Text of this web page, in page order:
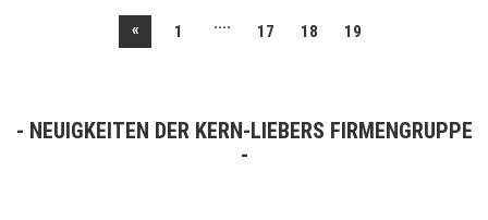
« 1 .... 17 18 19
NEUIGKEITEN DER KERN-LIEBERS FIRMENGRUPPE